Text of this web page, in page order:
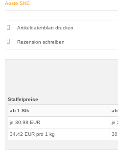
Staffelpreise
ab 1 Stk.
je 30,98 EUR
34,42 EUR pro 1 kg
ab
je
Aoste SNC
Artikeldatenblatt drucken
Rezension schreiben